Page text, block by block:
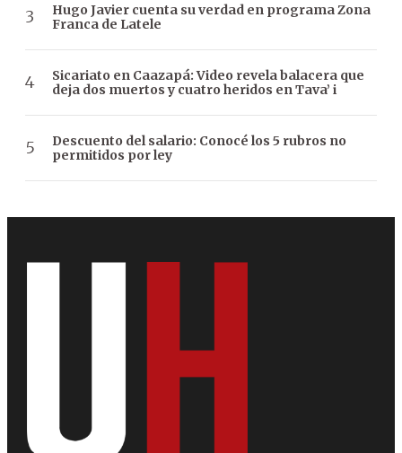
Hugo Javier cuenta su verdad en programa Zona
Franca de Latele
Sicariato en Caazapá: Video revela balacera que
deja dos muertos y cuatro heridos en Tava’ i
Descuento del salario: Conocé los 5 rubros no
permitidos por ley